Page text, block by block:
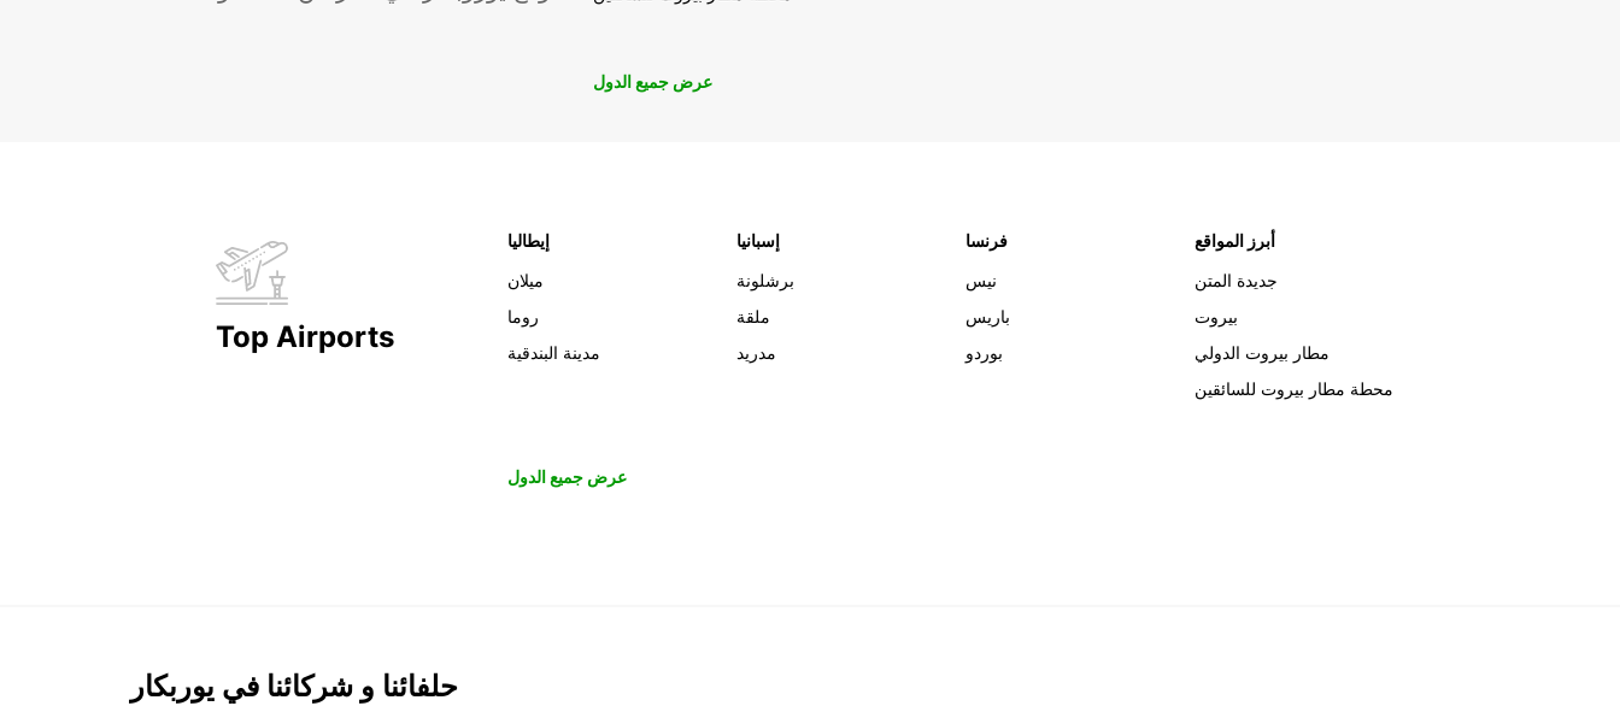
عرض جميع الدول
Top Airports
إيطاليا
ميلان
روما
مدينة البندقية
إسبانيا
برشلونة
ملقة
مدريد
فرنسا
نيس
باريس
بوردو
أبرز المواقع
جديدة المتن
بيروت
مطار بيروت الدولي
محطة مطار بيروت للسائقين
عرض جميع الدول
حلفائنا و شركائنا في يوربكار